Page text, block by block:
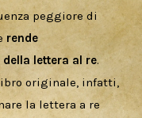
peggiore di
rende
lettera al re.
originale, infatti,
la lettera a re